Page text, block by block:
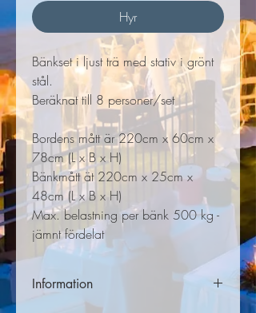
Hyr
Bänkset i ljust trä med stativ i grönt
stål.
Beräknat till 8 personer/set
Bordens mått är 220cm x 60cm x
78cm (L x B x H)
Bänkmått ät 220cm x 25cm x
48cm (L x B x H)
Max. belastning per bänk 500 kg -
jämnt fördelat
Information